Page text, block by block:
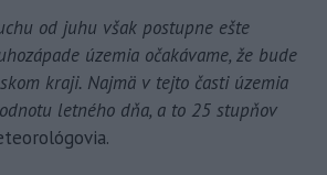
od juhu však postupne ešte
územia očakávame, že bude
kraji. Najmä v tejto časti územia
letného dňa, a to 25 stupňov